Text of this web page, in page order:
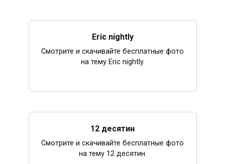
Eric nightly
Смотрите и скачивайте бесплатные фото
на тему Eric nightly.
12 десятин
Смотрите и скачивайте бесплатные фото
на тему 12 десятин.